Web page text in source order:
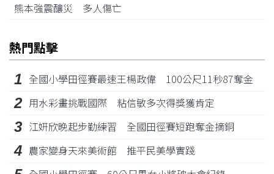
熊本強震釀災 多人傷亡
熱門點擊
1 全國小學田徑賽最速王楊政偉 100公尺11秒87奪金
2 用水彩畫挑戰國際 粘信敏多次得獎獲肯定
3 江姸欣晚起步勤練習 全國田徑賽短跑奪金摘銅
4 農家變身天來美術館 推平民美學實踐